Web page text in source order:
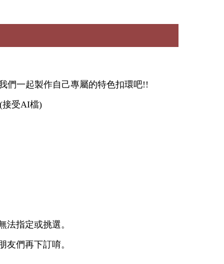
們一起製作自己專屬的特色扣環吧!!
接受AI檔)
指定或挑選。
們再下訂唷。